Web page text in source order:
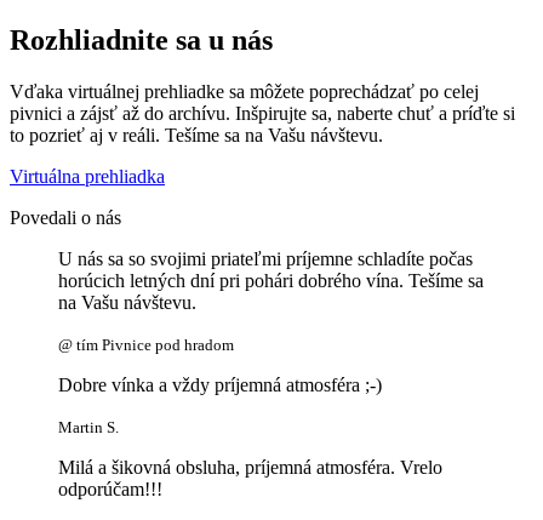
Rozhliadnite sa u nás
Vďaka virtuálnej prehliadke sa môžete poprechádzať po celej
pivnici a zájsť až do archívu. Inšpirujte sa, naberte chuť a príďte si
to pozrieť aj v reáli. Tešíme sa na Vašu návštevu.
Virtuálna prehliadka
Povedali o nás
U nás sa so svojimi priateľmi príjemne schladíte počas
horúcich letných dní pri pohári dobrého vína. Tešíme sa
na Vašu návštevu.
@ tím Pivnice pod hradom
Dobre vínka a vždy príjemná atmosféra ;-)
Martin S.
Milá a šikovná obsluha, príjemná atmosféra. Vrelo
odporúčam!!!